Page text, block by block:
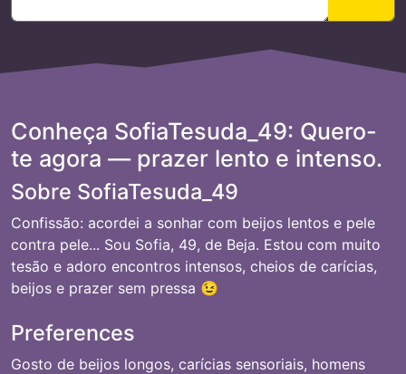
Conheça SofiaTesuda_49: Quero-
te agora — prazer lento e intenso.
Sobre SofiaTesuda_49
Confissão: acordei a sonhar com beijos lentos e pele
contra pele... Sou Sofia, 49, de Beja. Estou com muito
tesão e adoro encontros intensos, cheios de carícias,
beijos e prazer sem pressa 😉
Preferences
Gosto de beijos longos, carícias sensoriais, homens